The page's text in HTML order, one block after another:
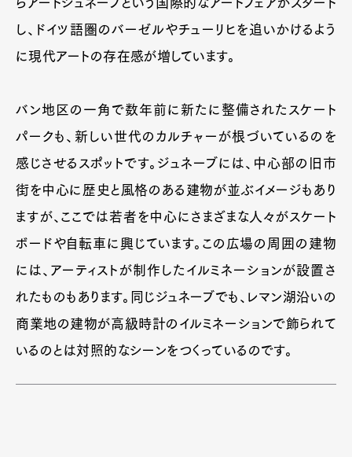
Official Columnist
Contact
Pen Meet
Pen international Pen tw
らアートジュネーブという国際的なアートフェアがスタート
し、ドイツ語圏のバーゼルやチューリヒを追いかけるよう
に現代アートの存在感が増しています。
バン地区の一角で数年前に新たに整備されたスケート
パークも、新しい世代のカルチャーが根づいているのを
感じさせるスポットです。ジュネーブには、中心部の旧市
街を中心に歴史と風格のある建物が並ぶイメージもあり
ますが、ここでは若者を中心にさまざまな人々がスケート
ボードや自転車に興じています。この広場の周囲の建物
には、アーティストが制作したイルミネーションが設置さ
れたものもあります。同じジュネーブでも、レマン湖沿いの
商業地の建物が高級時計のイルミネーションで飾られて
いるのとは対照的なシーンをつくっているのです。